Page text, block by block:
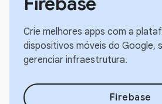
Crie melhores apps com a
dispositivos móveis do Google,
gerenciar infraestrutura.
Firebase